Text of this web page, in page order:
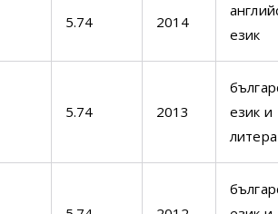
5.74 2014
език
5.74 2013
език и